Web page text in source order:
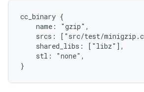
cc_binary {
    name: "gzip",
srcs: ["src/test/
    shared_libs: ["libz"],
    stl: "none",